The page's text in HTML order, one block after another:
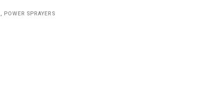
, POWER SPRAYERS